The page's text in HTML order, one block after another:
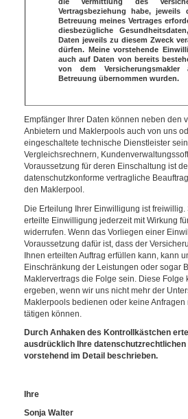
Vertragsbeziehung habe,
Betreuung meines Vertrages
diesbezügliche
Daten jeweils zu diesem Zweck
dürfen. Meine vorstehende
auch auf Daten von bereits
von dem Versicherungsmakler
Betreuung übernommen wurden.
Empfänger Ihrer Daten können neben den
Anbietern und Maklerpools auch von uns
eingeschaltete technische Dienstleister
Vergleichsrechnern,
Voraussetzung für deren Einschaltung ist
datenschutzkonforme vertragliche
den Maklerpool.
Die Erteilung Ihrer Einwilligung ist freiwillig.
erteilte Einwilligung jederzeit mit Wirkung
widerrufen. Wenn das Vorliegen einer
Voraussetzung dafür ist, dass der
Ihnen erteilten Auftrag erfüllen kann, kann
Einschränkung der Leistungen oder sogar
Maklervertrags die Folge sein. Diese Folge
ergeben, wenn wir uns nicht mehr der
Maklerpools bedienen oder keine Anfragen
tätigen können.
Durch Anhaken des Kontrollkästchen
ausdrücklich Ihre datenschutzrechtlichen
vorstehend im Detail beschrieben.
Ihre
Sonja Walter